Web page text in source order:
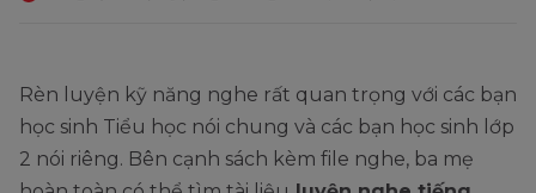
Rèn luyện kỹ năng nghe rất quan trọng với các bạn
học sinh Tiểu học nói chung và các bạn học sinh lớp
2 nói riêng. Bên cạnh sách kèm file nghe, ba mẹ